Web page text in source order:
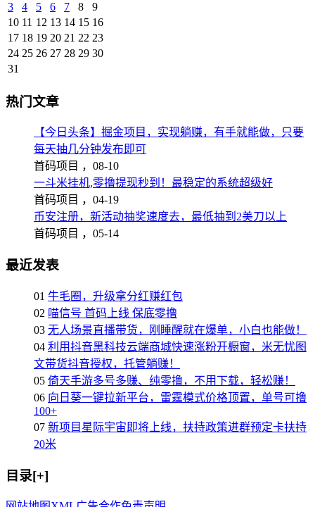
3
4 5 6 7 8
9
10 11 12 13 14 15 16
17 18 19 20 21 22 23
24 25 26 27 28 29 30
31
热门文章
【今日头条】掘金项目，实现躺赚，有手就能做，只要
每天抽几分钟发布即可
首码项目 ， 08-10
一斗米挂机,零撸提现秒到！最稳定的系统超级好
首码项目 ， 04-19
币安注册，新活动抽奖速度去，最低抽到2美刀以上
首码项目 ， 05-14
最近发表
01 牛毛圈，升级拿分红赚红包
02 喵信号 首码上线 保底零撸
03 无人场景直播带货，刚睡醒就在爆单，小白也能做！
04 利用抖音黑科技云端商城快速涨粉开橱窗，米无忧图
文带货抖音授权，托管躺赚！
05 倚天手游多号多赚、纯零撸，不用下载，轻松赚！
06 向日葵一键拉新平台，雷霆模式价格顶置，单号可撸
100+
07 新项目星际宇宙即将上线，扶持政策进群预定卡扶持
20米
目录[+]